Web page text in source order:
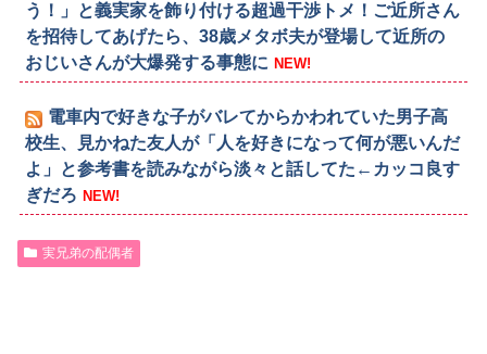
う！」と義実家を飾り付ける超過干渉トメ！ご近所さん
を招待してあげたら、38歳メタボ夫が登場して近所の
おじいさんが大爆発する事態に NEW!
電車内で好きな子がバレてからかわれていた男子高
校生、見かねた友人が「人を好きになって何が悪いんだ
よ」と参考書を読みながら淡々と話してた←カッコ良す
ぎだろ NEW!
実兄弟の配偶者